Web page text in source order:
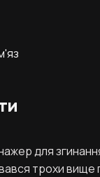
для
трохи вище